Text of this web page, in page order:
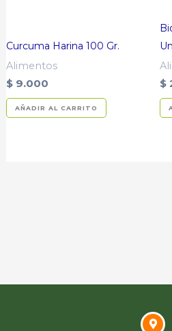
Curcuma Harina 100 Gr.
Alimentos
$ 9.000
AÑADIR AL CARRITO
$